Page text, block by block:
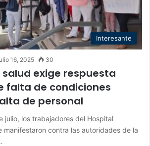
Interesante
16, 2025 30
exige respuesta
falta de condiciones
de personal
julio, los trabajadores del Hospital
manifestaron contra las autoridades de la